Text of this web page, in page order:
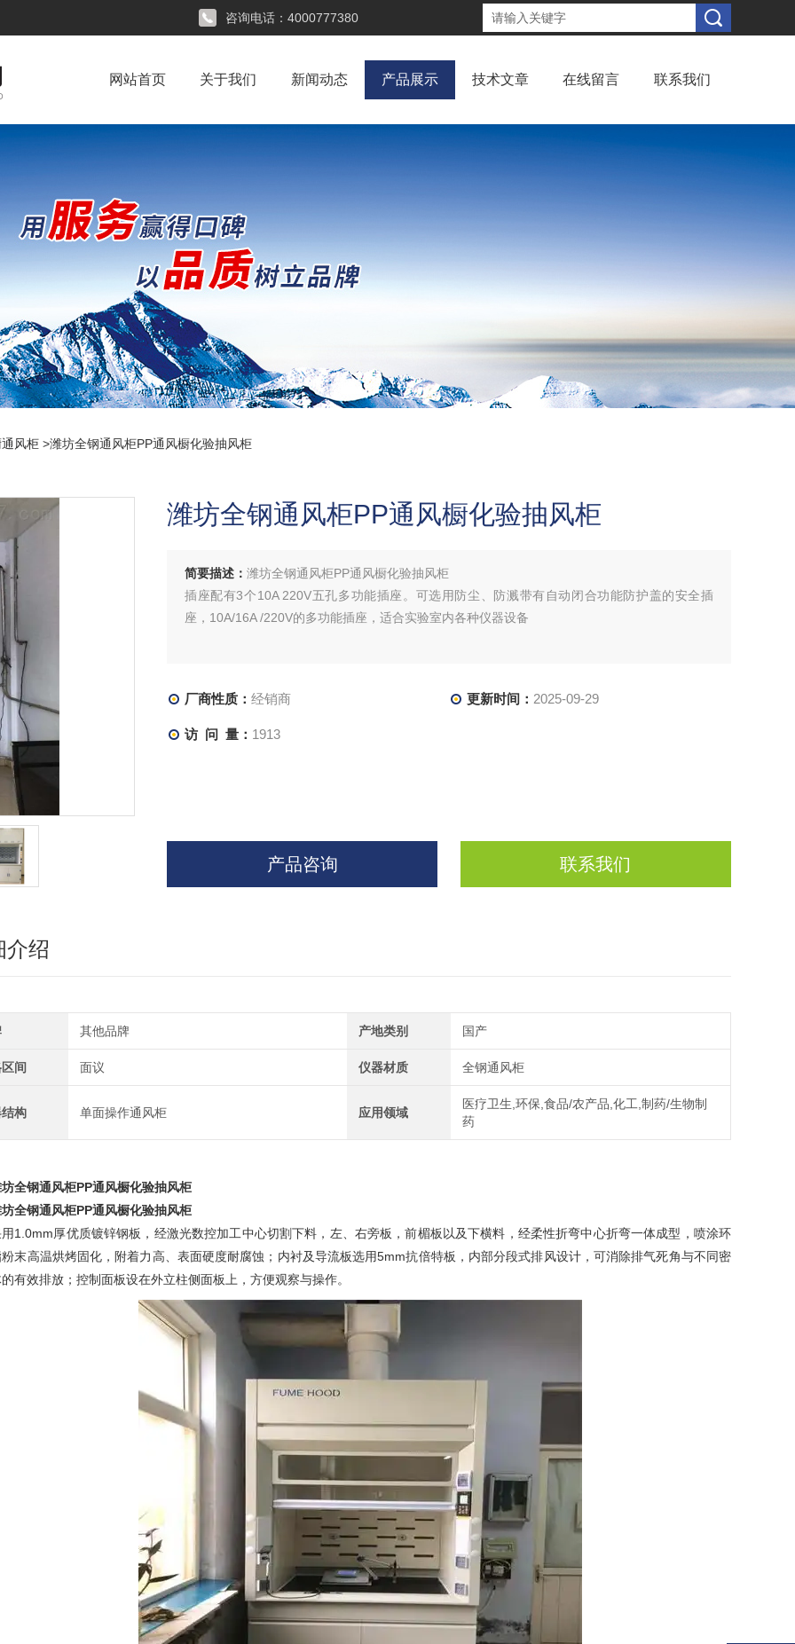
咨询电话： 4000777380
网站首页 关于我们 新闻动态 产品展示 技术文章 在线留言 联系我们
风柜 >潍坊全钢通风柜PP通风橱化验抽风柜
潍坊全钢通风柜PP通风橱化验抽风柜
简要描述： 潍坊全钢通风柜PP通风橱化验抽风柜
插座配有3个10A 220V五孔多功能插座。可选用防尘、防溅带有自动闭合功能防护盖的安全插
座，10A/16A /220V的多功能插座，适合实验室内各种仪器设备
厂商性质： 经销商 更新时间： 2025-09-29
访 问 量： 1913
产品咨询 联系我们
介绍
其他品牌 产地类别 国产
间 面议 仪器材质 全钢通风柜
构 单面操作通风柜 应用领域
医疗卫生,环保,食品/农产品,化工,制药/生物制
药
全钢通风柜PP通风橱化验抽风柜
全钢通风柜PP通风橱化验抽风柜
1.0mm厚优质镀锌钢板，经激光数控加工中心切割下料，左、右旁板，前楣板以及下横料，经柔性折弯中心折弯一体成型，喷涂环
末高温烘烤固化，附着力高、表面硬度耐腐蚀；内衬及导流板选用5mm抗倍特板，内部分段式排风设计，可消除排气死角与不同密
有效排放；控制面板设在外立柱侧面板上，方便观察与操作。